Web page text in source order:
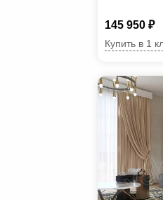
145 950 ₽
Купить в 1